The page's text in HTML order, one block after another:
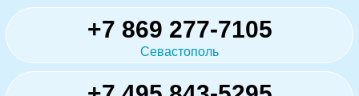
+7 869 277-7105
Севастополь